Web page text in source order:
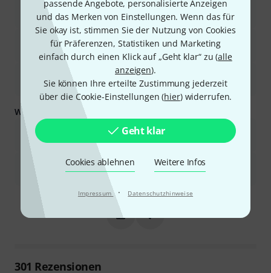
passende Angebote, personalisierte Anzeigen
und das Merken von Einstellungen. Wenn das für
Sie okay ist, stimmen Sie der Nutzung von Cookies
für Präferenzen, Statistiken und Marketing
einfach durch einen Klick auf „Geht klar“ zu (alle
anzeigen).
Sie können Ihre erteilte Zustimmung jederzeit
über die Cookie-Einstellungen (hier) widerrufen.
Geht klar
Cookies ablehnen Weitere Infos
Impressum · Datenschutzhinweise
Es bietet ein ausgezeichnetes Preis-Leistungs-Verhältnis und ist
daher ideal für Anfänger oder den gelegentlichen Gebrauch.
Das Instrument erzeugt eine gute Klangqualität, die die
Erwartungen für seine Preisklasse oft übertrifft.
Es eignet sich aufgrund seiner einfachen Spielbarkeit und
robusten Bauweise gut für Anfänger.
Was Sie außerdem wissen sollten:
Der Schlitten kann manchmal kratzen oder Geräusche machen,
selbst mit Schmiermittel.
Das mitgelieferte Etui könnte Mängel in der Haltbarkeit
aufweisen, insbesondere bei den Reißverschlüssen.
Ist diese Zusammenfassung hilfreich?
Markieren Sie diese
Markieren Sie diese
301 Rezensionen